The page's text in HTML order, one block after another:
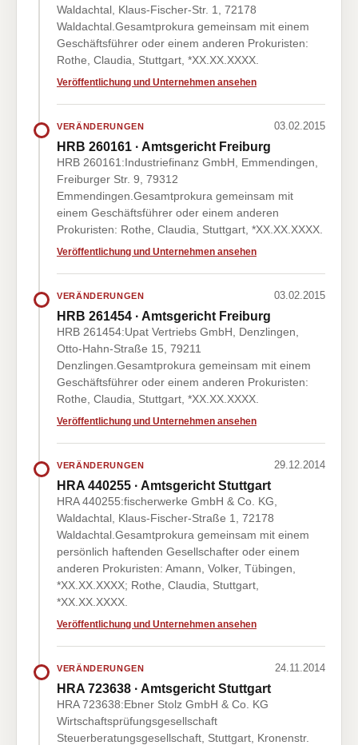
Waldachtal, Klaus-Fischer-Str. 1, 72178
Waldachtal.Gesamtprokura gemeinsam mit einem
Geschäftsführer oder einem anderen Prokuristen:
Rothe, Claudia, Stuttgart, *XX.XX.XXXX.
Veröffentlichung und Unternehmen ansehen
VERÄNDERUNGEN 03.02.2015
HRB 260161 · Amtsgericht Freiburg
HRB 260161:Industriefinanz GmbH, Emmendingen,
Freiburger Str. 9, 79312
Emmendingen.Gesamtprokura gemeinsam mit
einem Geschäftsführer oder einem anderen
Prokuristen: Rothe, Claudia, Stuttgart, *XX.XX.XXXX.
Veröffentlichung und Unternehmen ansehen
VERÄNDERUNGEN 03.02.2015
HRB 261454 · Amtsgericht Freiburg
HRB 261454:Upat Vertriebs GmbH, Denzlingen,
Otto-Hahn-Straße 15, 79211
Denzlingen.Gesamtprokura gemeinsam mit einem
Geschäftsführer oder einem anderen Prokuristen:
Rothe, Claudia, Stuttgart, *XX.XX.XXXX.
Veröffentlichung und Unternehmen ansehen
VERÄNDERUNGEN 29.12.2014
HRA 440255 · Amtsgericht Stuttgart
HRA 440255:fischerwerke GmbH & Co. KG,
Waldachtal, Klaus-Fischer-Straße 1, 72178
Waldachtal.Gesamtprokura gemeinsam mit einem
persönlich haftenden Gesellschafter oder einem
anderen Prokuristen: Amann, Volker, Tübingen,
*XX.XX.XXXX; Rothe, Claudia, Stuttgart,
*XX.XX.XXXX.
Veröffentlichung und Unternehmen ansehen
VERÄNDERUNGEN 24.11.2014
HRA 723638 · Amtsgericht Stuttgart
HRA 723638:Ebner Stolz GmbH & Co. KG
Wirtschaftsprüfungsgesellschaft
Steuerberatungsgesellschaft, Stuttgart, Kronenstr.